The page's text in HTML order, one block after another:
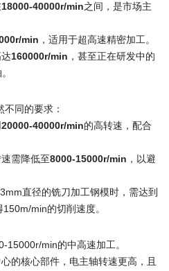
18000-40000r/min之间，是市场主
min ，适用于超高速精密加工。
160000r/min ，甚至正在研发中的
同的要求：
20000-40000r/min的高转速，配合
需降低至8000-15000r/min ，以避
直径的铣刀加工钢模时，需达到
min的切削速度。
15000r/min的中高速加工。
的核心部件，电主轴转速更高，且